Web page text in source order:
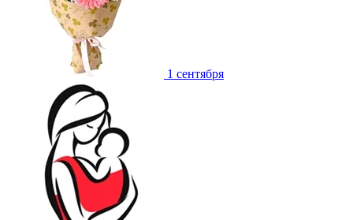
1 сентября